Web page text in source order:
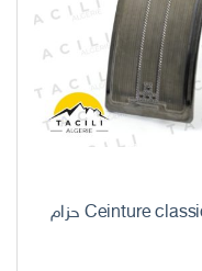
Ceinture classique pour homme marron C06MF حزام